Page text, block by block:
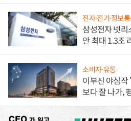
전자·전기·정보
삼성전자 넷리
안 최대 1.3조
소비자·유통
이부진 야심
보다 잘 나가,